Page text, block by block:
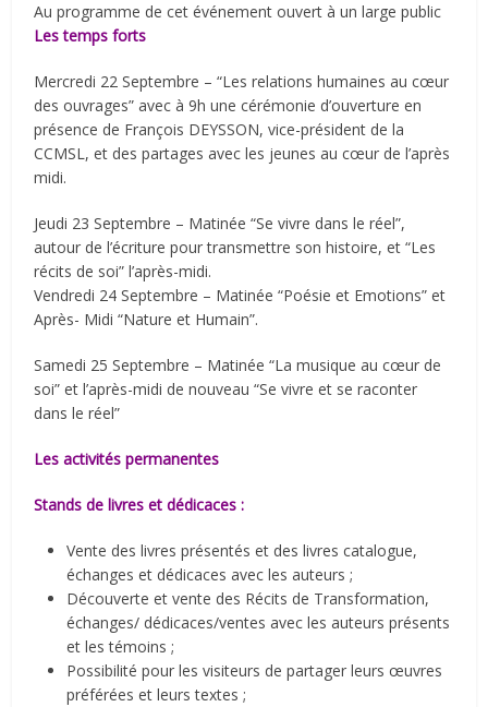
Au programme de cet événement ouvert à un large public
Les temps forts
Mercredi 22 Septembre – “Les relations humaines au cœur
des ouvrages” avec à 9h une cérémonie d’ouverture en
présence de François DEYSSON, vice-président de la
CCMSL, et des partages avec les jeunes au cœur de l’après
midi.
Jeudi 23 Septembre – Matinée “Se vivre dans le réel”,
autour de l’écriture pour transmettre son histoire, et “Les
récits de soi” l’après-midi.
Vendredi 24 Septembre – Matinée “Poésie et Emotions” et
Après- Midi “Nature et Humain”.
Samedi 25 Septembre – Matinée “La musique au cœur de
soi” et l’après-midi de nouveau “Se vivre et se raconter
dans le réel”
Les activités permanentes
Stands de livres et dédicaces :
Vente des livres présentés et des livres catalogue,
échanges et dédicaces avec les auteurs ;
Découverte et vente des Récits de Transformation,
échanges/ dédicaces/ventes avec les auteurs présents
et les témoins ;
Possibilité pour les visiteurs de partager leurs œuvres
préférées et leurs textes ;